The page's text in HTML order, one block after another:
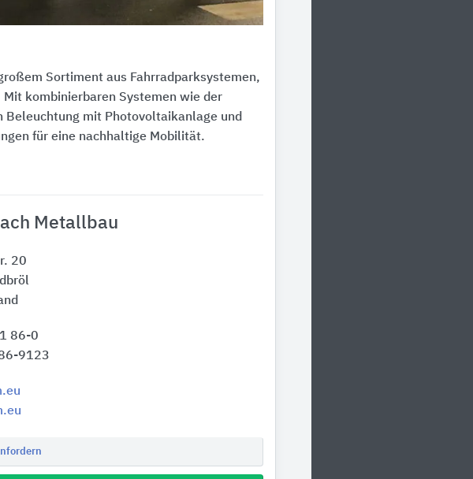
Sortiment aus Fahrradparksystemen,
kombinierbaren Systemen wie der
Beleuchtung mit Photovoltaikanlage und
für eine nachhaltige Mobilität.
Metallbau
20
86-0
9123